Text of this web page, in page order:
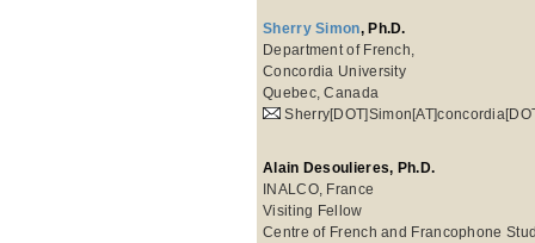
Sherry Simon, Ph.D.
Department of French,
Concordia University
Quebec, Canada
Alain Desoulieres, Ph.D.
INALCO, France
Visiting Fellow
Centre of French and Francophone